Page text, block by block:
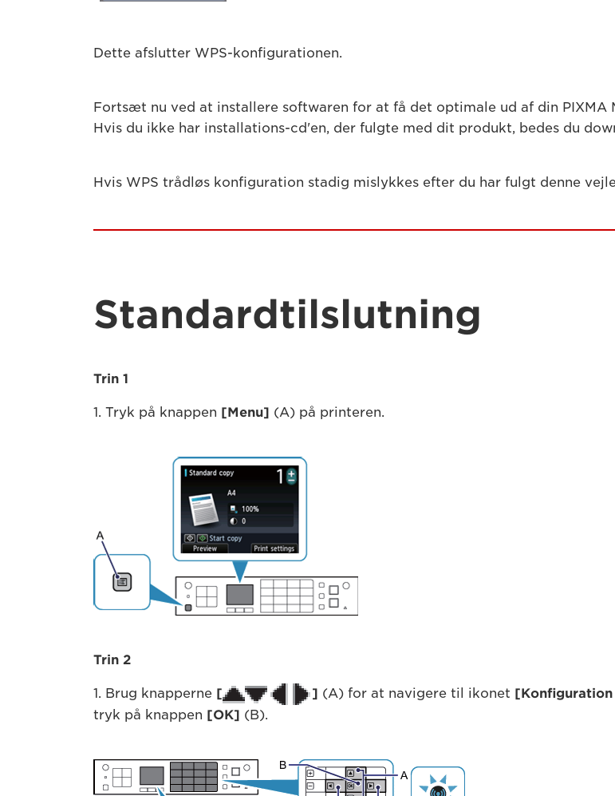
Dette afslutter WPS-konfigurationen.
Fortsæt nu ved at installere softwaren for at få det optimale ud af din PIXMA
Hvis du ikke har installations-cd'en, der fulgte med dit produkt, bedes du
Hvis WPS trådløs konfiguration stadig mislykkes efter du har fulgt denne
Standardtilslutning
Trin 1
1. Tryk på knappen [Menu] (A) på printeren.
Trin 2
1. Brug knapperne [ ] (A) for at navigere til ikonet
tryk på knappen [OK] (B).